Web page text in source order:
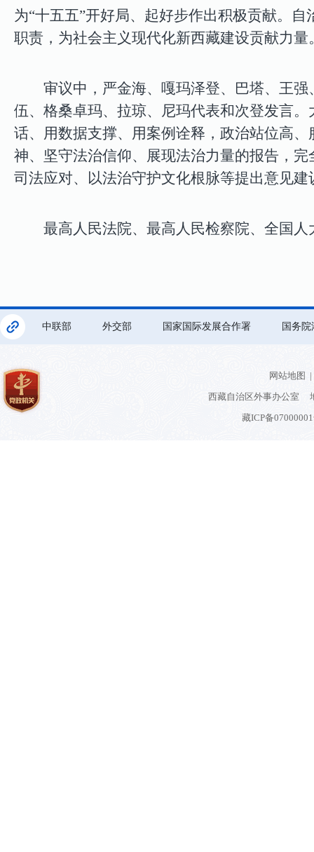
为“十五五”开好局、起好步作出积极贡献。
职责，为社会主义现代化新西藏建设贡献力量
审议中，严金海、嘎玛泽登、巴塔、王
伍、格桑卓玛、拉琼、尼玛代表和次登发言
话、用数据支撑、用案例诠释，政治站位高
神、坚守法治信仰、展现法治力量的报告，
司法应对、以法治守护文化根脉等提出意见建
最高人民法院、最高人民检察院、全国
中联部 外交部 国家国际发展合作署 国务
网站地图 |
西藏自治区外事办公室
藏ICP备